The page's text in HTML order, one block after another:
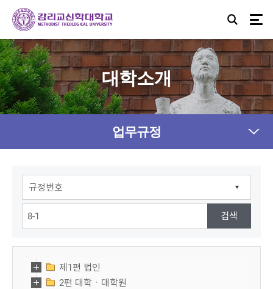
대학소개
업무규정
제1편 법인
2편 대학ㆍ대학원